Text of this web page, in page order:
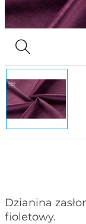
Dzianina
fioletowy.